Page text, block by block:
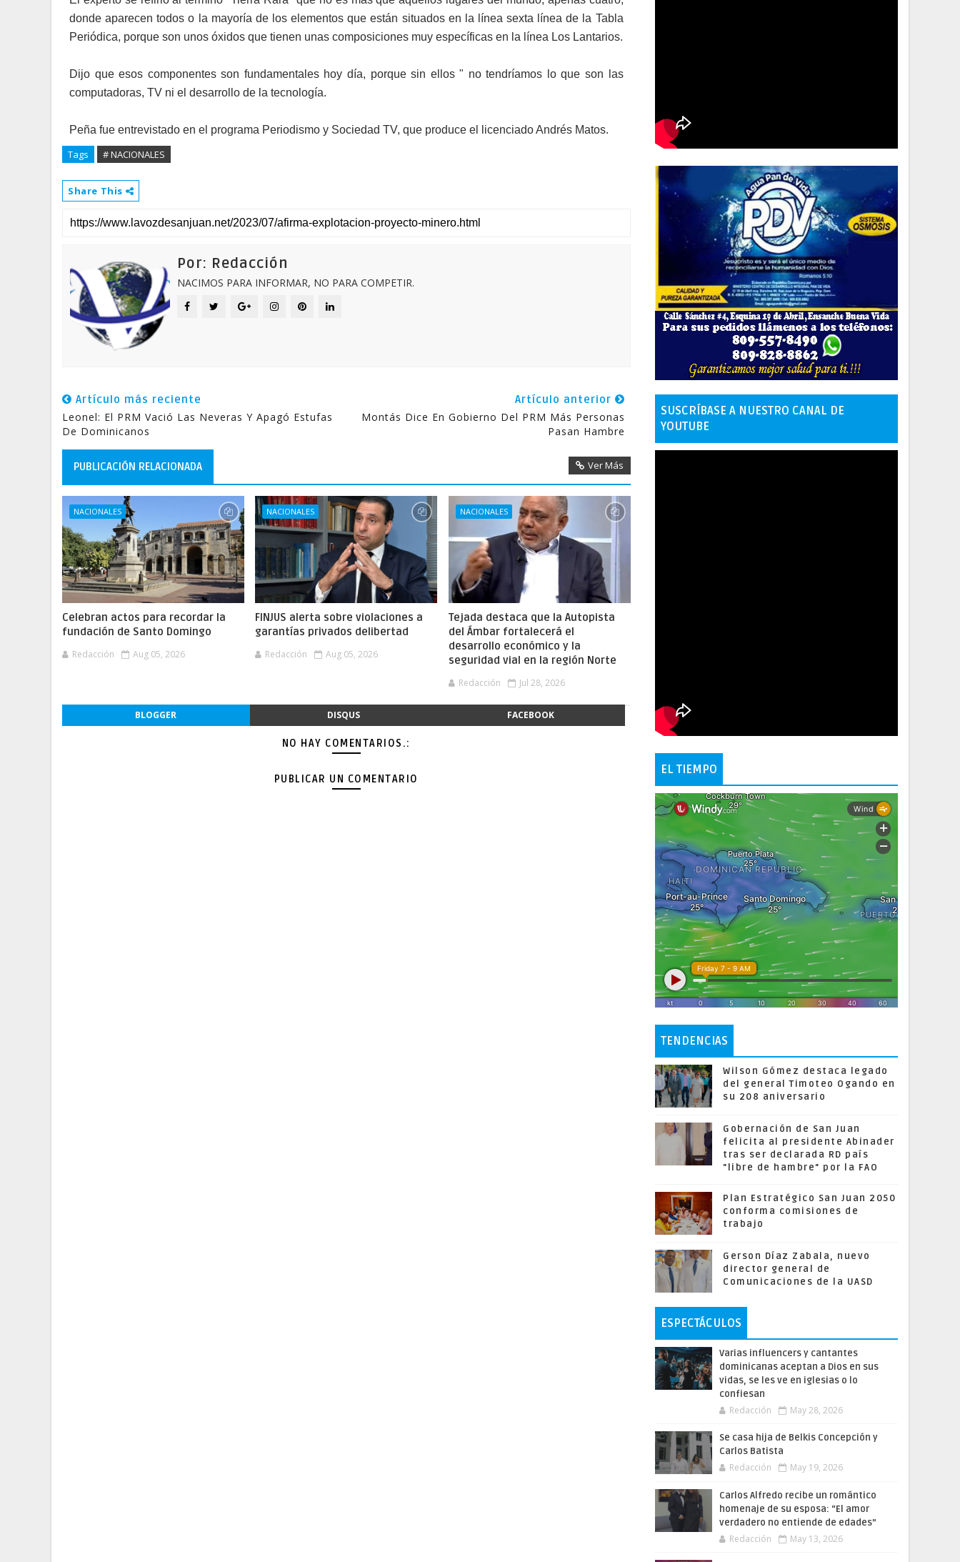
donde aparecen todos o la mayoría de los elementos que están situados en la línea sexta línea de la Tabla
Periódica, porque son unos óxidos que tienen unas composiciones muy específicas en la línea Los Lantarios.
Dijo que esos componentes son fundamentales hoy día, porque sin ellos " no tendríamos lo que son las
computadoras, TV ni el desarrollo de la tecnología.
Peña fue entrevistado en el programa Periodismo y Sociedad TV, que produce el licenciado Andrés Matos.
Tags # NACIONALES
Share This
Por: Redacción
NACIMOS PARA INFORMAR, NO PARA COMPETIR.
Artículo más reciente
Leonel: El PRM Vació Las Neveras Y Apagó Estufas
De Dominicanos
Artículo anterior
Montás Dice En Gobierno Del PRM Más Personas
Pasan Hambre
PUBLICACIÓN RELACIONADA Ver Más
NACIONALES
Celebran actos para recordar la
fundación de Santo Domingo
Redacción Aug 05, 2026
NACIONALES
FINJUS alerta sobre violaciones a
garantías privados delibertad
Redacción Aug 05, 2026
NACIONALES
Tejada destaca que la Autopista
del Ámbar fortalecerá el
desarrollo económico y la
seguridad vial en la región Norte
Redacción Jul 28, 2026
BLOGGER DISQUS FACEBOOK
NO HAY COMENTARIOS.:
PUBLICAR UN COMENTARIO
SUSCRÍBASE A NUESTRO CANAL DE
YOUTUBE
EL TIEMPO
TENDENCIAS
Wilson Gómez destaca legado
del general Timoteo Ogando en
su 208 aniversario
Gobernación de San Juan
felicita al presidente Abinader
tras ser declarada RD país
"libre de hambre" por la FAO
Plan Estratégico San Juan 2050
conforma comisiones de
trabajo
Gerson Díaz Zabala, nuevo
director general de
Comunicaciones de la UASD
ESPECTÁCULOS
Varias influencers y cantantes
dominicanas aceptan a Dios en sus
vidas, se les ve en iglesias o lo
confiesan
Redacción May 28, 2026
Se casa hija de Belkis Concepción y
Carlos Batista
Redacción May 19, 2026
Carlos Alfredo recibe un romántico
homenaje de su esposa: “El amor
verdadero no entiende de edades”
Redacción May 13, 2026